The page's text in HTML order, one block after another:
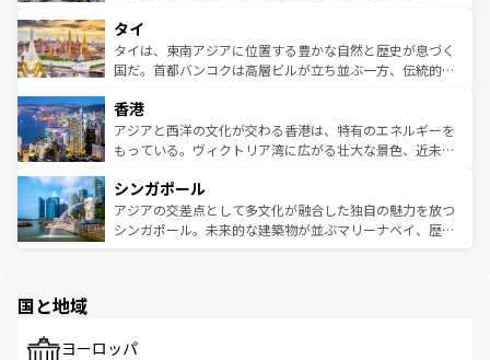
リティに包まれながら、韓国の多彩な魅力を心ゆくまで味
わってみてほしい。 なお、新着の韓国情報はコンテンツ一
覧を参照してほしい。
急速な発展と共に伝統が息づく。ハノイの古い町並みやホ
ーチミン市のフランス統治時代の建物も、独特の雰囲気を
醸し出している。また、バラエティの豊かさとおいしさで
とつ。フォーやバインミー、ベトナムコーヒーなどは、ぜ
ひ現地で味わいたい。どの地域を訪れてもあたたかい人々
が旅行者を迎えてくれるので、きっと忘れられない旅にな
参照してほしい。
タイ
タイは、東南アジアに位置する豊かな自然と歴史が息づく
国だ。首都バンコクは高層ビルが立ち並ぶ一方、伝統的な
の活気が交差している。北部ではチェンマイなどの山岳地
帯で自然と触れ合い、南部ではプーケットやクラビの美し
いビーチでリゾート気分を楽しむことができる。タイ料理
激する。気候は一年中温暖で、どの季節にも異なる楽しみ
が待っている。親しみやすいタイの人々、仏教を中心とし
た文化、そして多様な観光資源が、訪れる旅人を魅了し続
香港
アジアと西洋の文化が交わる香港は、特有のエネルギーを
もっている。ヴィクトリア湾に広がる壮大な景色、近未来
み、どこを訪れても感動するはず。観光スポットが密集し
ており、効率よく見どころを回れるのも魅力。息をのむよ
うな絶景から文化的な体験まで、香港を存分に楽しみ尽く
シンガポール
アジアの交差点として多文化が融合した独自の魅力を放つ
シンガポール。未来的な建築物が並ぶマリーナベイ、歴史
で、ホーカーズは地元の風情を楽しめる外せないスポット
国と地域
ヨーロッパ